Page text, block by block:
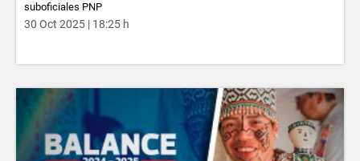
suboficiales PNP
30 Oct 2025 | 18:25 h